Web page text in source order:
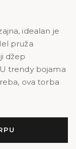
idealan je
pruža
džep
trendy bojama
ova torba